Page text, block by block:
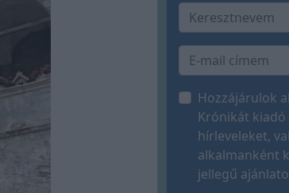
Hozzájárulok
Krónikát kiadó
hírleveleket,
alkalmanként
jellegű